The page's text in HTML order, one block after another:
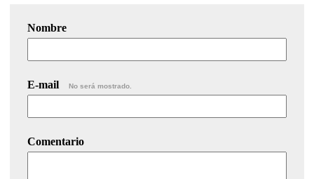
Nombre
E-mail No será mostrado.
Comentario